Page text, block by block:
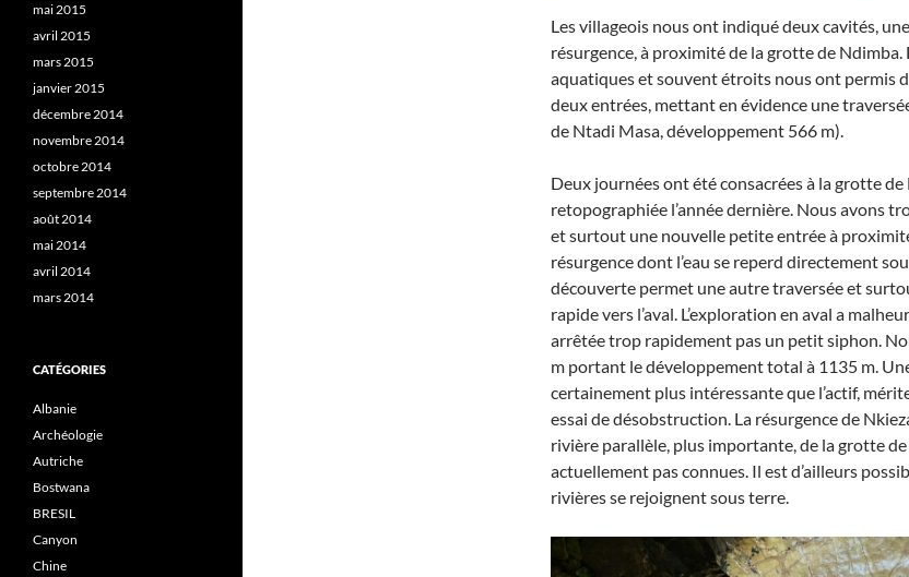
Les villageois nous ont indiqué deux cavités,
résurgence, à proximité de la grotte de Ndimba.
aquatiques et souvent étroits nous ont permis
deux entrées, mettant en évidence une
de Ntadi Masa, développement 566 m).
Deux journées ont été consacrées à la grotte
retopographiée l’année dernière. Nous avons
et surtout une nouvelle petite entrée à
résurgence dont l’eau se reperd directement
découverte permet une autre traversée et
rapide vers l’aval. L’exploration en aval a
arrêtée trop rapidement pas un petit siphon.
m portant le développement total à 1135 m.
certainement plus intéressante que l’actif,
essai de désobstruction. La résurgence de
rivière parallèle, plus importante, de la grotte
actuellement pas connues. Il est d’ailleurs
rivières se rejoignent sous terre.
mai 2015
avril 2015
mars 2015
janvier 2015
décembre 2014
novembre 2014
octobre 2014
septembre 2014
août 2014
mai 2014
avril 2014
mars 2014
CATÉGORIES
Albanie
Archéologie
Autriche
Bostwana
BRESIL
Canyon
Chine